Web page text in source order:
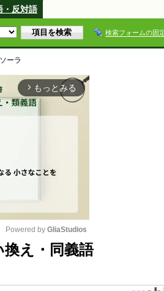
・反対語
検索フォームの固
ーラ
arrow_forward_ios もっとみる
Powered by GliaStudios
え・同義語